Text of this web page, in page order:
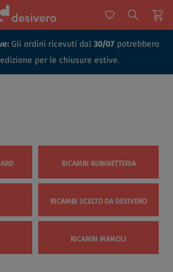
Gli ordini ricevuti dal 30/07 potrebbero
per le chiusure estive.
RICAMBI RUBINETTERIA
RICAMBI SCELTO DA DESIVERO
RICAMBI MAMOLI